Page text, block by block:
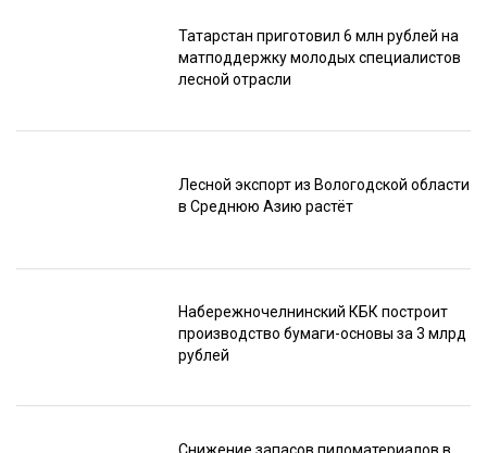
Татарстан приготовил 6 млн рублей на
матподдержку молодых специалистов
лесной отрасли
Лесной экспорт из Вологодской области
в Среднюю Азию растёт
Набережночелнинский КБК построит
производство бумаги-основы за 3 млрд
рублей
Снижение запасов пиломатериалов в